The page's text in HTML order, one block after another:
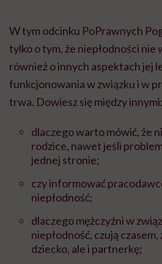
W tym odcinku PoPrawnych
tylko o tym, że niepłodności nie
również o innych aspektach jej
funkcjonowania w związku i w
trwa. Dowiesz się między innymi:
dlaczego warto mówić, że
rodzice, nawet jeśli
jednej stronie;
czy informować
niepłodność;
dlaczego mężczyźni w
niepłodność, czują
dziecko, ale i partnerkę;